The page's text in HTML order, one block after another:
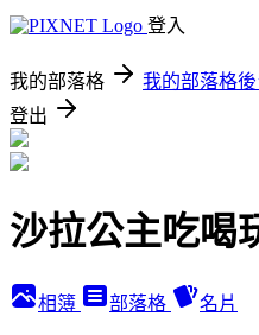
登入
我的部落格 我的部落格後
登出
沙拉公主吃喝
相簿 部落格 名片